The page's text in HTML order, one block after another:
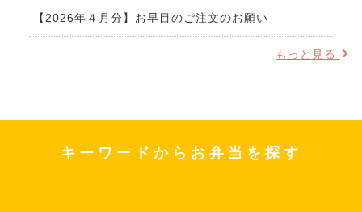
【2026年４月分】お早目のご注文のお願い
もっと見る
キーワードからお弁当を探す